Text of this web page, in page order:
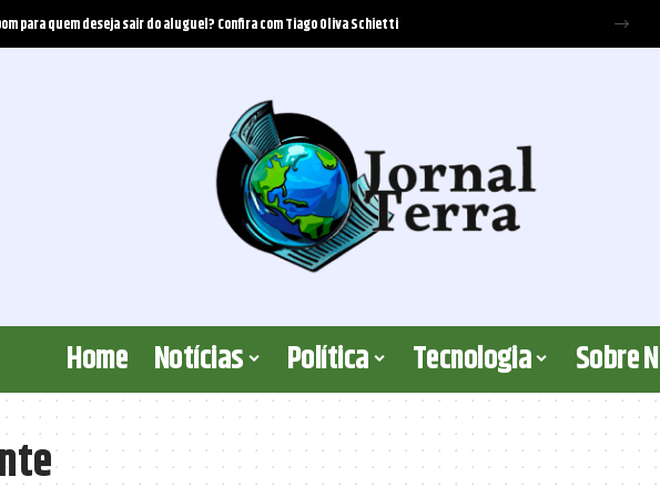
para quem deseja sair do aluguel? Confira com Tiago Oliva Schietti
Home Notícias Política Tecnologia Sobre